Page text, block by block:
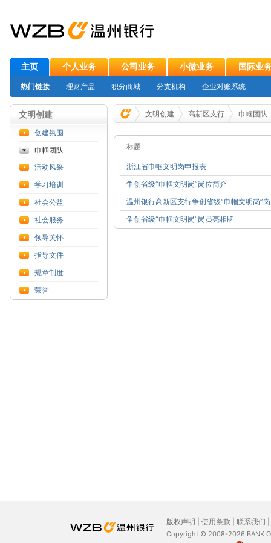
主页 个人业务 公司业务 小微业务 国际业
热门链接 理财产品 积分商城 分支机构 企业对账系统
文明创建
创建氛围
巾帼团队
活动风采
学习培训
社会公益
社会服务
领导关怀
指导文件
规章制度
荣誉
文明创建 高新区支行 巾帼团队
标题
浙江省巾帼文明岗申报表
争创省级“巾帼文明岗”岗位简介
温州银行高新区支行争创省级“巾帼文明岗”
争创省级“巾帼文明岗”岗员亮相牌
版权声明 使用条款 联系我们
Copyright © 2008-2026 BANK